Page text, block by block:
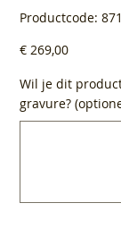
Productcode:
Prijs
€ 269,00
Wil je dit
gravure?